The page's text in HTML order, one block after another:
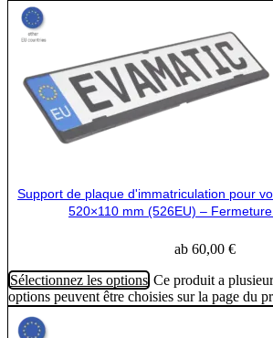
Support de plaque d'immatriculation pour
520×110 mm (526EU) –
ab 60,00 €
Sélectionnez les options Ce produit a
options peuvent être choisies sur la page du